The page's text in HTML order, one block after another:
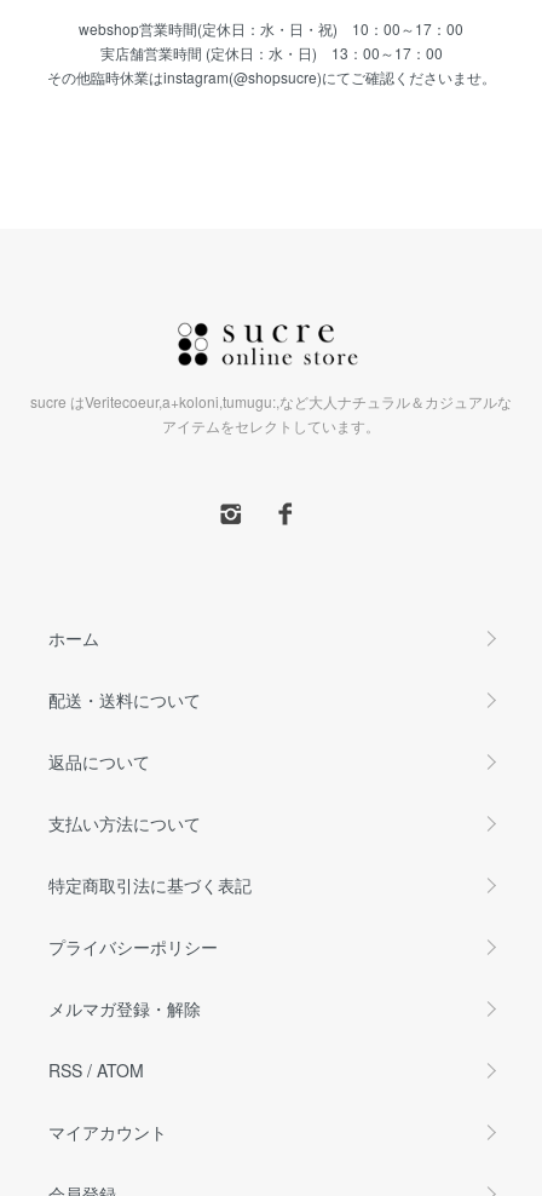
webshop営業時間(定休日：水・日・祝) 10：00～17：00
実店舗営業時間 (定休日：水・日) 13：00～17：00
その他臨時休業はinstagram(@shopsucre)にてご確認くださいませ。
sucre はVeritecoeur,a+koloni,tumugu:,など大人ナチュラル＆カジュアルな
アイテムをセレクトしています。
ホーム
配送・送料について
返品について
支払い方法について
特定商取引法に基づく表記
プライバシーポリシー
メルマガ登録・解除
RSS / ATOM
マイアカウント